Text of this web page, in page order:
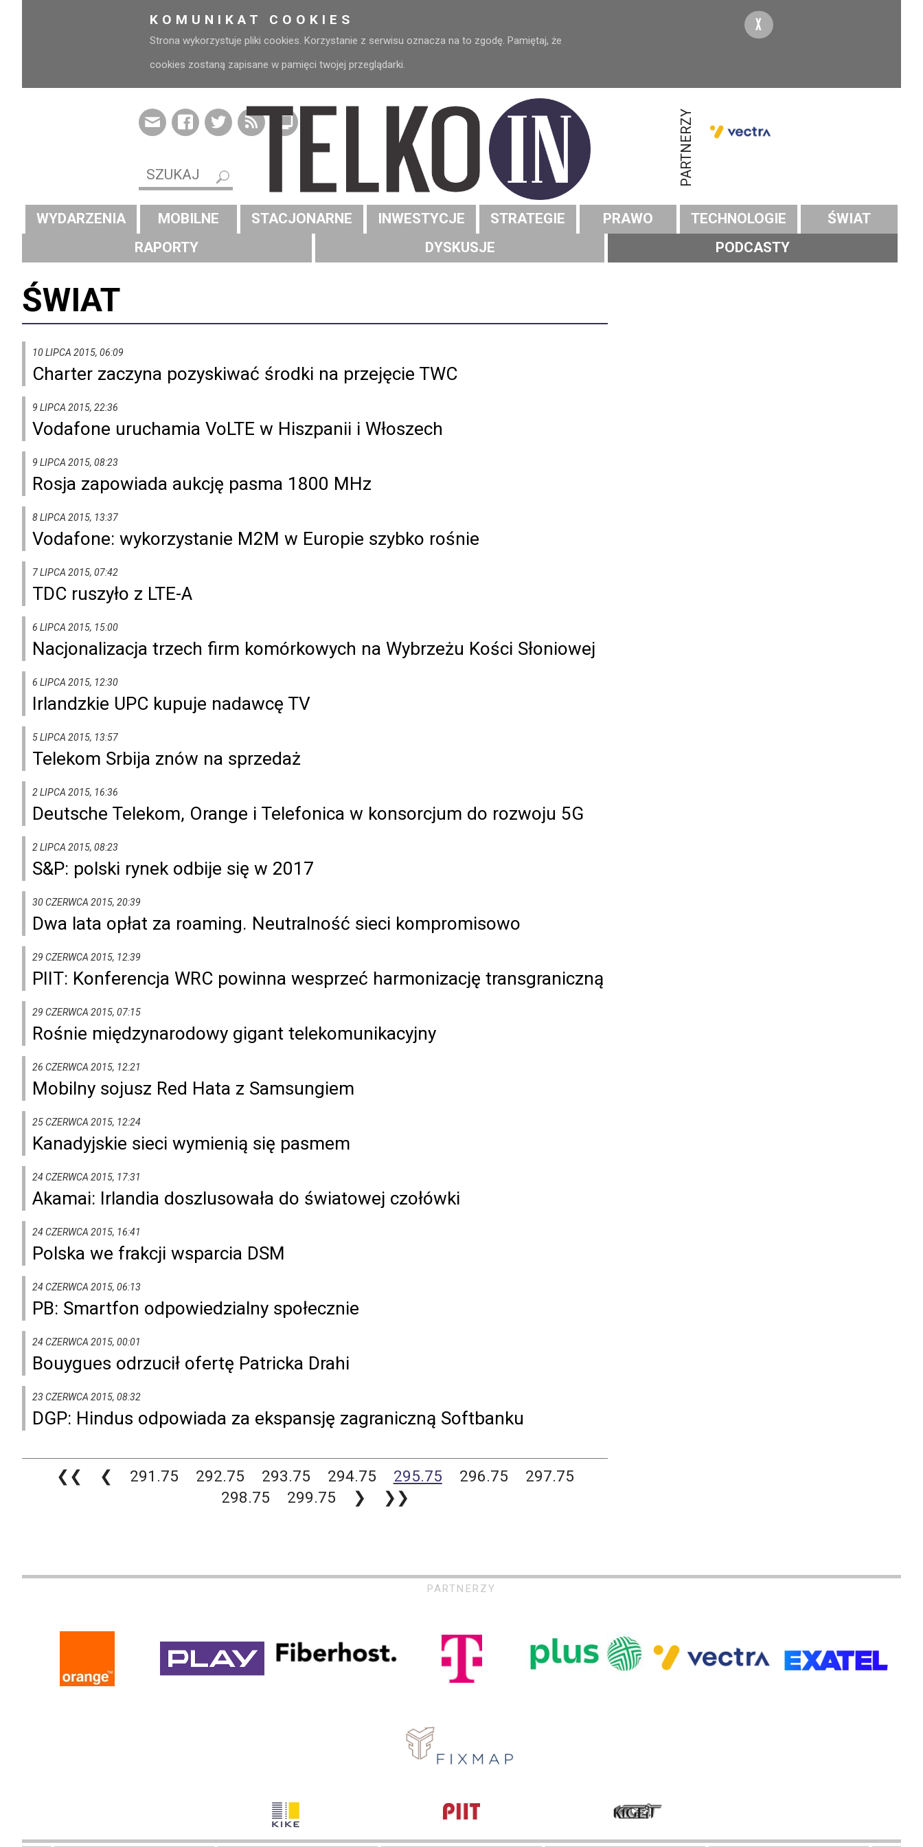
KOMUNIKAT COOKIES
Strona wykorzystuje pliki cookies. Korzystanie z serwisu oznacza na to zgodę. Pamiętaj, że
cookies zostaną zapisane w pamięci twojej przeglądarki.
X
PARTNERZY
WYDARZENIA MOBILNE STACJONARNE INWESTYCJE STRATEGIE PRAWO TECHNOLOGIE
ŚWIAT
RAPORTY
DYSKUSJE PODCASTY
ŚWIAT
10 LIPCA 2015, 06:09
Charter zaczyna pozyskiwać środki na przejęcie TWC
9 LIPCA 2015, 22:36
Vodafone uruchamia VoLTE w Hiszpanii i Włoszech
9 LIPCA 2015, 08:23
Rosja zapowiada aukcję pasma 1800 MHz
8 LIPCA 2015, 13:37
Vodafone: wykorzystanie M2M w Europie szybko rośnie
7 LIPCA 2015, 07:42
TDC ruszyło z LTE-A
6 LIPCA 2015, 15:00
Nacjonalizacja trzech firm komórkowych na Wybrzeżu Kości Słoniowej
6 LIPCA 2015, 12:30
Irlandzkie UPC kupuje nadawcę TV
5 LIPCA 2015, 13:57
Telekom Srbija znów na sprzedaż
2 LIPCA 2015, 16:36
Deutsche Telekom, Orange i Telefonica w konsorcjum do rozwoju 5G
2 LIPCA 2015, 08:23
S&P: polski rynek odbije się w 2017
30 CZERWCA 2015, 20:39
Dwa lata opłat za roaming. Neutralność sieci kompromisowo
29 CZERWCA 2015, 12:39
PIIT: Konferencja WRC powinna wesprzeć harmonizację transgraniczną
29 CZERWCA 2015, 07:15
Rośnie międzynarodowy gigant telekomunikacyjny
26 CZERWCA 2015, 12:21
Mobilny sojusz Red Hata z Samsungiem
25 CZERWCA 2015, 12:24
Kanadyjskie sieci wymienią się pasmem
24 CZERWCA 2015, 17:31
Akamai: Irlandia doszlusowała do światowej czołówki
24 CZERWCA 2015, 16:41
Polska we frakcji wsparcia DSM
24 CZERWCA 2015, 06:13
PB: Smartfon odpowiedzialny społecznie
24 CZERWCA 2015, 00:01
Bouygues odrzucił ofertę Patricka Drahi
23 CZERWCA 2015, 08:32
DGP: Hindus odpowiada za ekspansję zagraniczną Softbanku
❮❮ ❮ 291.75 292.75 293.75 294.75 295.75 296.75
297.75
298.75
299.75 ❯ ❯❯
PARTNERZY